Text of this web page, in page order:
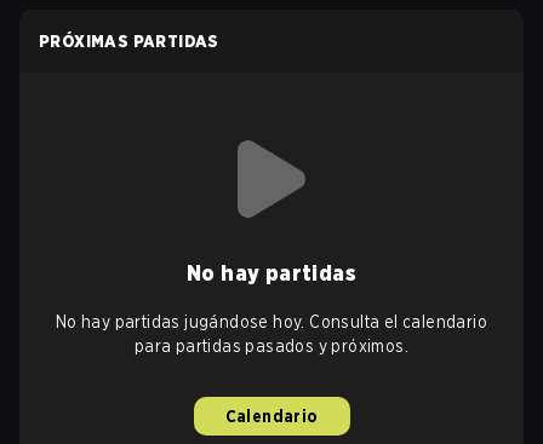
PRÓXIMAS PARTIDAS
No hay partidas
No hay partidas jugándose hoy. Consulta el calendario
para partidas pasados y próximos.
Calendario